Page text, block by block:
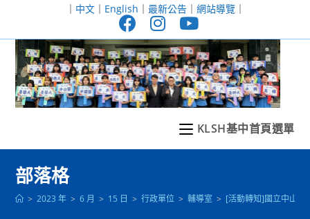
至
｜ 中文｜ English ｜ 最新公告｜ 網站導覽｜
KLSH基中首頁選單
部落格
> 2023 年 > 6 月 > 15 日 > 行政單位 > 輔導室 > [活動轉知]國立中山大